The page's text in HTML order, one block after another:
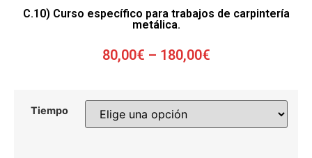
C.10) Curso específico para trabajos de carpintería
metálica.
80,00€ – 180,00€
Tiempo